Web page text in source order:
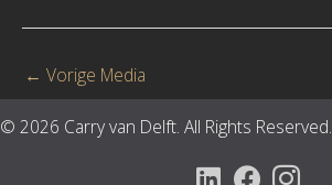
← Vorige Media
© 2026 Carry van Delft. All Rights Reserved.